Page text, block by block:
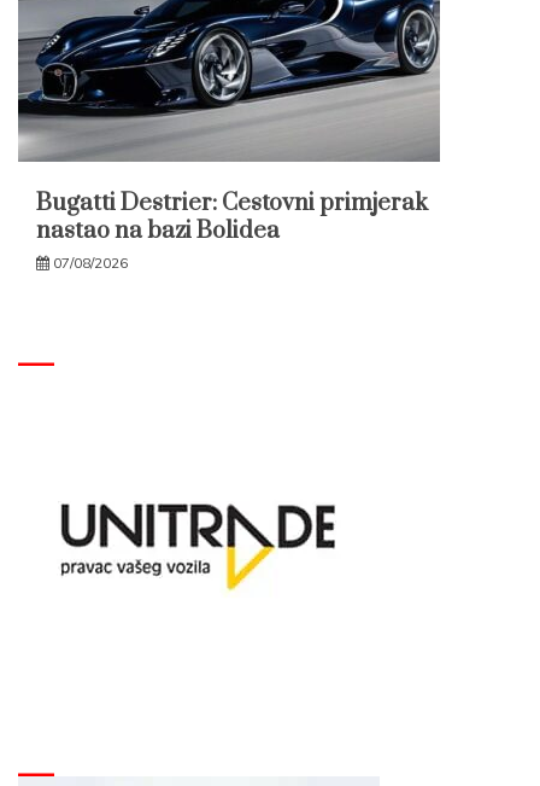
Bugatti Destrier: Cestovni primjerak
nastao na bazi Bolidea
07/08/2026